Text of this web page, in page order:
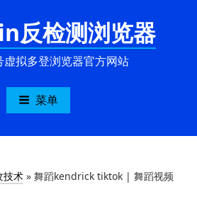
反检测浏览器
虚拟多登浏览器官方网站
菜单
技术 » 舞蹈kendrick tiktok | 舞蹈视频